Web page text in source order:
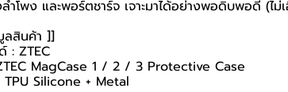
ำโพง และพอร์ตชาร์จ เจาะมาได้อย่างพอดิบพอดี (ไม่
ลสินค้า ]]
: ZTEC
MagCase 1 / 2 / 3 Protective Case
Silicone + Metal